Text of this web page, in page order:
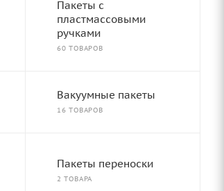
Пакеты с
пластмассовыми
ручками
60 ТОВАРОВ
Вакуумные пакеты
16 ТОВАРОВ
Пакеты переноски
2 ТОВАРА